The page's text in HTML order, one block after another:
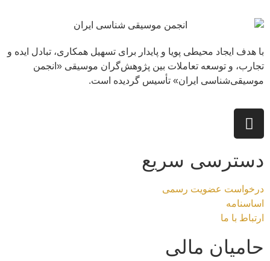
با هدف ایجاد محیطی پویا و پایدار برای تسهیل همکاری، تبادل ایده و
تجارب، و توسعه تعاملات بین پژوهش‌گران موسیقی «انجمن
موسیقی‌شناسی ایران» تأسیس گردیده است.
دسترسی سریع
درخواست عضویت رسمی
اساسنامه
ارتباط با ما
حامیان مالی